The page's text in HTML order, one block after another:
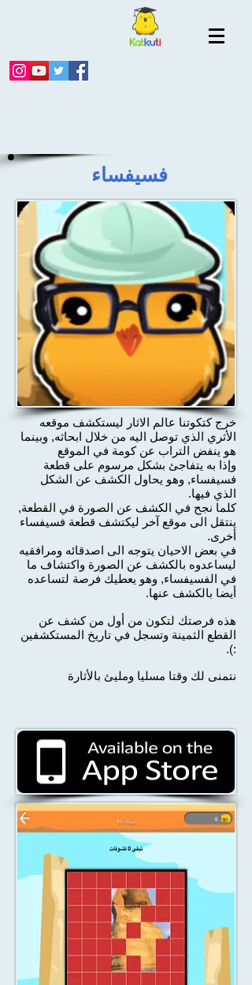
فسيفساء
خرج كتكوتنا عالم الاثار ليستكشف موقعه
الأثري الذي توصل اليه من خلال ابحاثه, وبينما
هو ينفض التراب عن كومة في الموقع
وإذا به يتفاجئ بشكل مرسوم على قطعة
فسيفساء, وهو يحاول الكشف عن الشكل
الذي فيها.
كلما نجح في الكشف عن الصورة في القطعة,
ينتقل الى موقع آخر ليكتشف قطعة فسيفساء
أخرى.
في بعض الاحيان يتوجه الى اصدقائه ومرافقيه
ليساعدوه بالكشف عن الصورة واكتشاف ما
في الفسيفساء, وهو يعطيك فرصة لتساعده
أيضا بالكشف عنها.
هذه فرصتك لتكون من أول من كشف عن
القطع الثمينة وتسجل في تاريخ المستكشفين
:).
نتمنى لك وقتا مسليا ومليئ بالأثارة